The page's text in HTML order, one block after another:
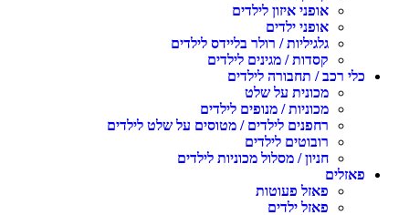
אופני איזון לילדים
אופני ילדים
גלגיליות / רולר בליידס לילדים
קסדות / מגינים לילדים
כלי רכב / תחבורה לילדים
מכונית על שלט
מכוניות / מנופים לילדים
רחפנים לילדים / מטוסים על שלט לילדים
רובוטים לילדים
חניון / מסלול מכוניות לילדים
פאזלים
פאזל פעוטות
פאזל ילדים